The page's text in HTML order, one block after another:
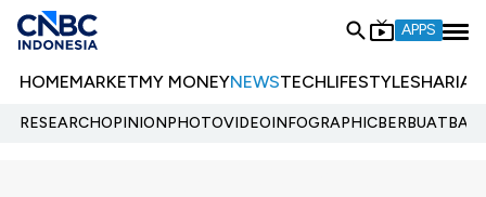
APPS
HOMEMARKETMY MONEYNEWSTECHLIFESTYLESHARIA
RESEARCHOPINIONPHOTOVIDEOINFOGRAPHIC